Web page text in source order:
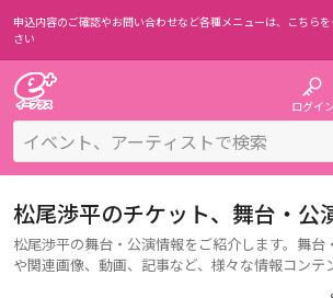
申込内容のご確認やお問い合わせなど各種メニューは、 こちら
さい
ログイン
松尾渉平のチケット、舞台・公
松尾渉平の舞台・公演情報をご紹介します。舞台
や関連画像、動画、記事など、様々な情報コンテ